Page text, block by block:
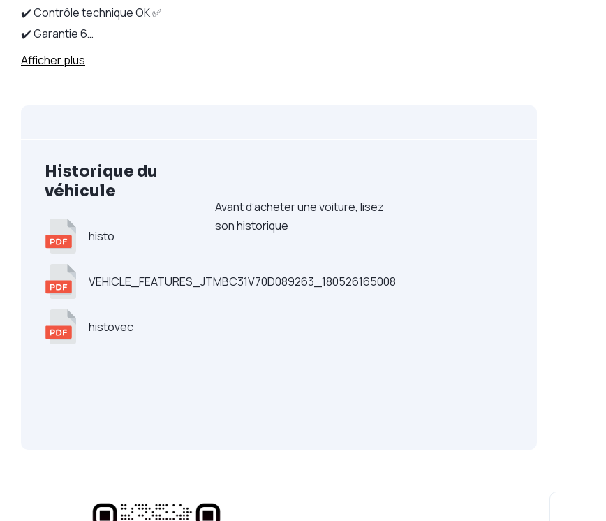
✔️ Contrôle technique OK ✅
✔️ Garantie 6…
Afficher plus
Historique du
véhicule
histo
VEHICLE_FEATURES_JTMBC31V70D089263_180526165008
histovec
Avant d’acheter une voiture, lisez
son historique